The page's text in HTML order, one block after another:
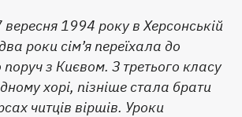
1994 року в Херсонській
роки сім’я переїхала до
з Києвом. З третього класу
хорі, пізніше стала брати
читців віршів. Уроки